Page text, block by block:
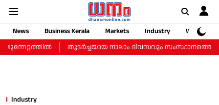
News Business Kerala Markets Industry
Web
തുടർച്ചയായ നാലാം ദിവസവും സംസ്ഥാനത്തെ സ്വർണ
Industry